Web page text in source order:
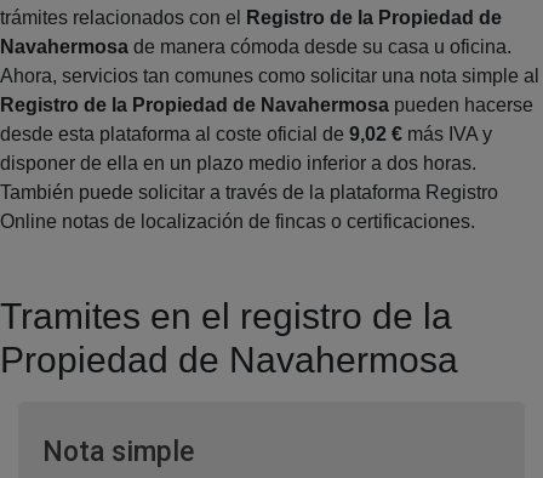
trámites relacionados con el
Registro de la Propiedad de
Navahermosa de manera cómoda desde su casa u oficina.
Ahora, servicios tan comunes como solicitar una nota simple al
Registro de la Propiedad de Navahermosa pueden hacerse
desde esta plataforma al coste oficial de 9,02 € más IVA y
disponer de ella en un plazo medio inferior a dos horas.
También puede solicitar a través de la plataforma Registro
Online notas de localización de fincas o certificaciones.
Tramites en el registro de la
Propiedad de Navahermosa
Nota simpleVentana nueva